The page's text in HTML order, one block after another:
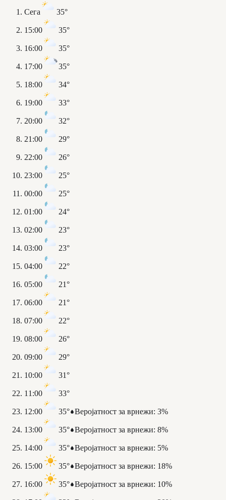
Сега 35°
15:00 35°
16:00 35°
17:00 35°
18:00 34°
19:00 33°
20:00 32°
21:00 29°
22:00 26°
23:00 25°
00:00 25°
01:00 24°
02:00 23°
03:00 23°
04:00 22°
05:00 21°
06:00 21°
07:00 22°
08:00 26°
09:00 29°
10:00 31°
11:00 33°
12:00 35° Веројатност за врнежи: 3%
13:00 35° Веројатност за врнежи: 8%
14:00 35° Веројатност за врнежи: 5%
15:00 35° Веројатност за врнежи: 18%
16:00 35° Веројатност за врнежи: 10%